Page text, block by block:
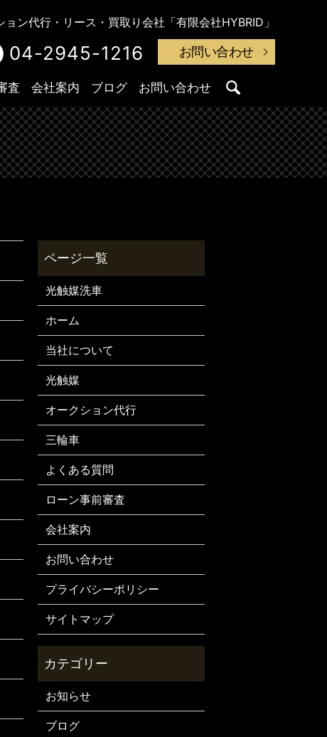
ン代行・リース・買取り会社「有限会社HYBRID」
04-2945-1216 お問い合わせ
査 会社案内 ブログ お問い合わせ
光触媒洗車
ホーム
当社について
光触媒
オークション代行
三輪車
よくある質問
ローン事前審査
会社案内
お問い合わせ
プライバシーポリシー
サイトマップ
お知らせ
ブログ